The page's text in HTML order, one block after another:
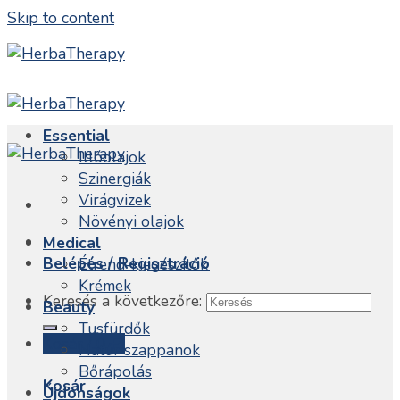
Skip to content
Belépés / Regisztráció
Keresés a következőre:
Kosár /
Kosár
Essential
Illóolajok
Szinergiák
Virágvizek
Növényi olajok
Medical
Étrend-kiegészítők
Krémek
Beauty
Tusfürdők
Natúr szappanok
Bőrápolás
Újdonságok